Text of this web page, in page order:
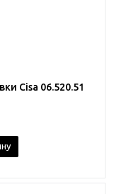
Cisa 06.520.51